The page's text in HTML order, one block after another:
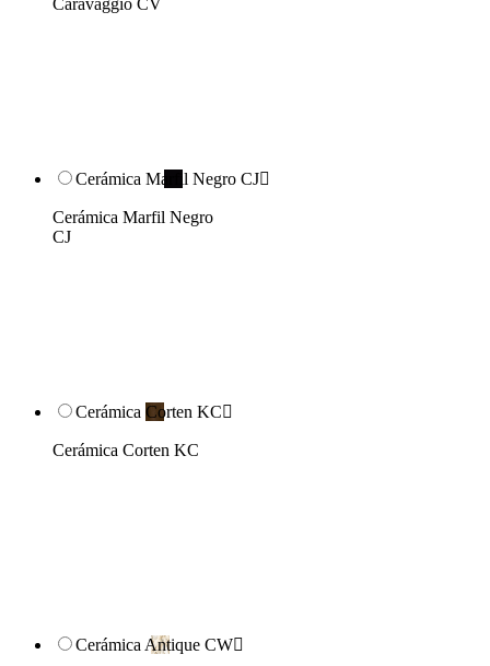
Caravaggio CV
Cerámica Marfil Negro CJ
Cerámica Marfil Negro
CJ
Cerámica Corten KC
Cerámica Corten KC
Cerámica Antique CW